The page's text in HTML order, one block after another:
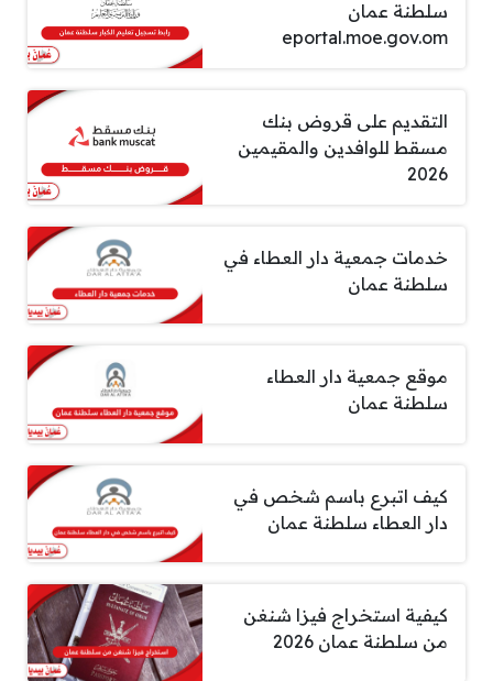
سلطنة عمان
eportal.moe.gov.om
التقديم على قروض بنك
مسقط للوافدين والمقيمين
2026
خدمات جمعية دار العطاء في
سلطنة عمان
موقع جمعية دار العطاء
سلطنة عمان
كيف اتبرع باسم شخص في
دار العطاء سلطنة عمان
كيفية استخراج فيزا شنغن
من سلطنة عمان 2026